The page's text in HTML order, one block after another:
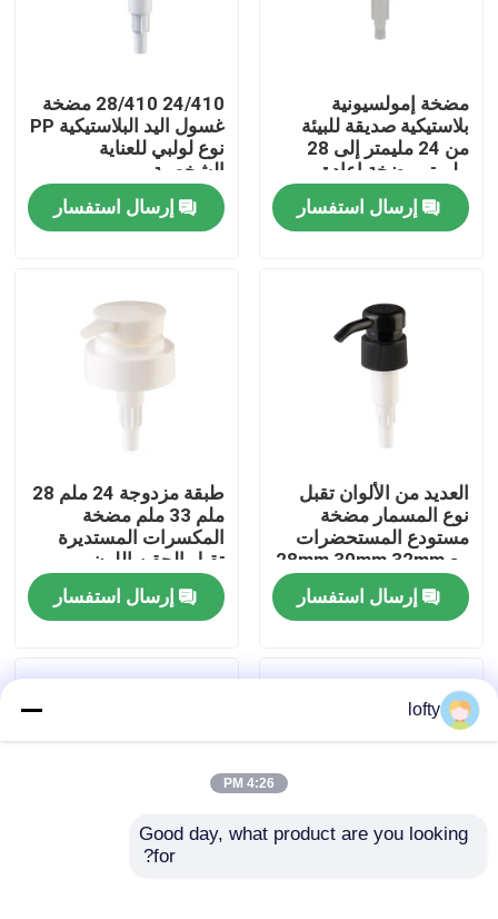
منتجات
أشرطة فيديو
معلومات عنا
جولة في المعمل
رقابة جودة
اتصل بنا
حالات
مضخة إمولسيونية
بلاستيكية صديقة للبيئة
من 24 مليمتر إلى 28
مليمتر مضخة إعادة
الاستخدام للمعالجة
الشخصيةإرسال استفسار
24/410 28/410 مضخة
غسول اليد البلاستيكية PP
نوع لولبي للعناية
الشخصية
إرسال استفسار
العديد من الألوان تقبل
نوع المسمار مضخة
مستودع المستحضرات
مع 28mm 30mm 32mm
38mm
إرسال استفسار
طبقة مزدوجة 24 ملم 28
ملم 33 ملم مضخة
المكسرات المستديرة
تقبل الحقن اللون
مخصص
إرسال استفسار
lofty
4:26 PM
Good day, what product are you looking
for?